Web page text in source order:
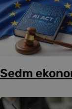
Sedm